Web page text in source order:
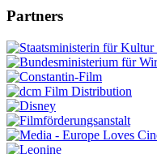
Partners